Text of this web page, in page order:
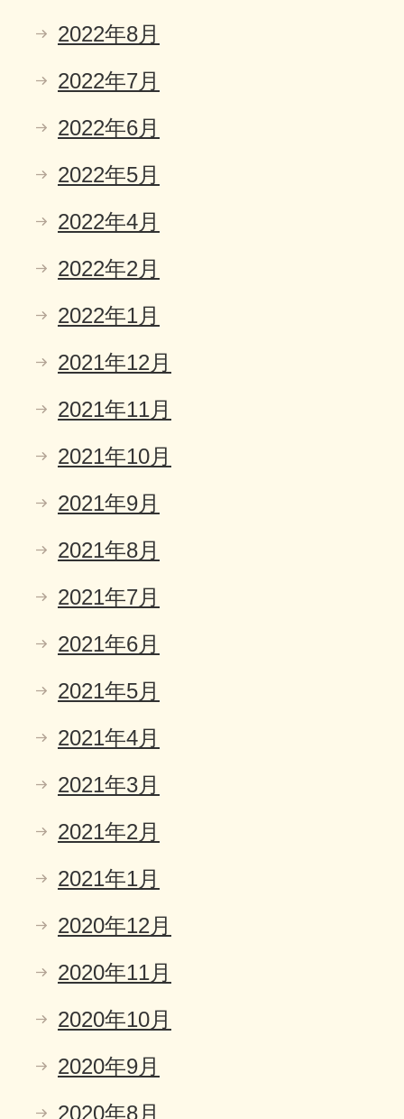
2022年8月
2022年7月
2022年6月
2022年5月
2022年4月
2022年2月
2022年1月
2021年12月
2021年11月
2021年10月
2021年9月
2021年8月
2021年7月
2021年6月
2021年5月
2021年4月
2021年3月
2021年2月
2021年1月
2020年12月
2020年11月
2020年10月
2020年9月
2020年8月